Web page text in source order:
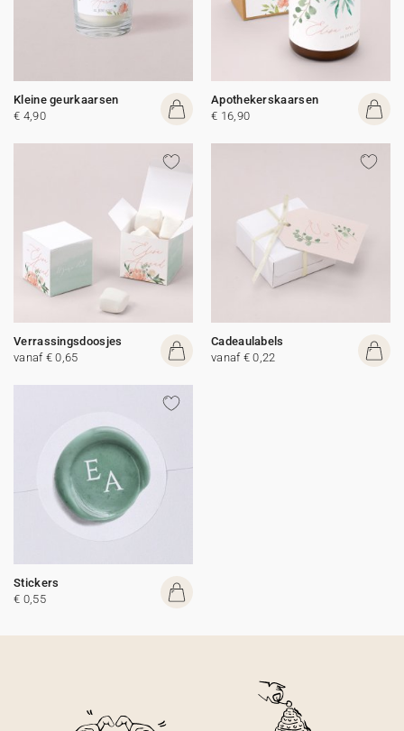
Kleine geurkaarsen
€ 4,90
Apothekerskaarsen
€ 16,90
Verrassingsdoosjes
vanaf € 0,65
Cadeaulabels
vanaf € 0,22
Stickers
€ 0,55